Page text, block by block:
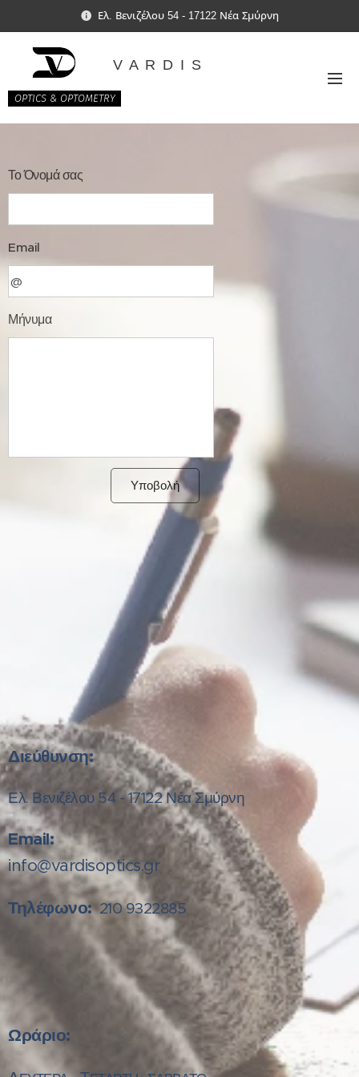
Ελ. Βενιζέλου 54 - 17122 Νέα Σμύρνη
V A R D I S
OPTICS & OPTOMETRY
Το Όνομά σας
Email
Μήνυμα
Υποβολή
Διεύθυνση:
Ελ. Βενιζέλου 54 - 17122 Νέα Σμύρνη
Email:
info@vardisoptics.gr
Τηλέφωνο: 210 9322885
Ωράριο: